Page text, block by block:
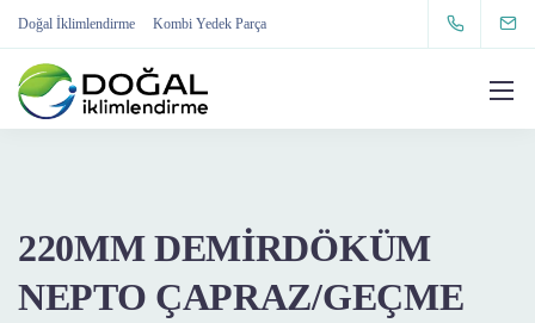
Doğal İklimlendirme Kombi Yedek Parça
220MM DEMİRDÖKÜM
NEPTO ÇAPRAZ/GEÇME